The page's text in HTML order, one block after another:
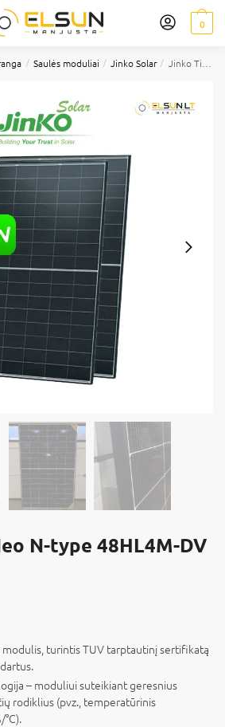
0
/ Saulės moduliai / Jinko Solar / Jinko Tiger Neo N-type 48HL4M-DV 460W
N-type 48HL4M-DV
modulis, turintis TUV tarptautinį sertifikatą
– moduliui suteikiant geresnius
rodiklius (pvz., temperatūrinis